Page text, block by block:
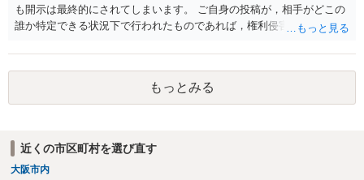
も開示は最終的にされてしまいます。 ご自身の投稿が，相手がどこの
誰か特定できる状況下で行われたものであれば，権利侵害性が認めら
いても，アカウントを特定したうえで，ネットストーカーとして晒し
たのであれば，かかる行為に権利侵害性が認められる可能性はあるで
もっとみる
近くの市区町村を選び直す
大阪市内